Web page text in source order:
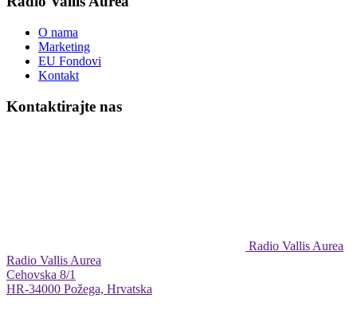
O nama
Marketing
EU Fondovi
Kontakt
Kontaktirajte nas
Radio Vallis Aurea
Radio Vallis Aurea
Cehovska 8/1
HR-34000 Požega, Hrvatska